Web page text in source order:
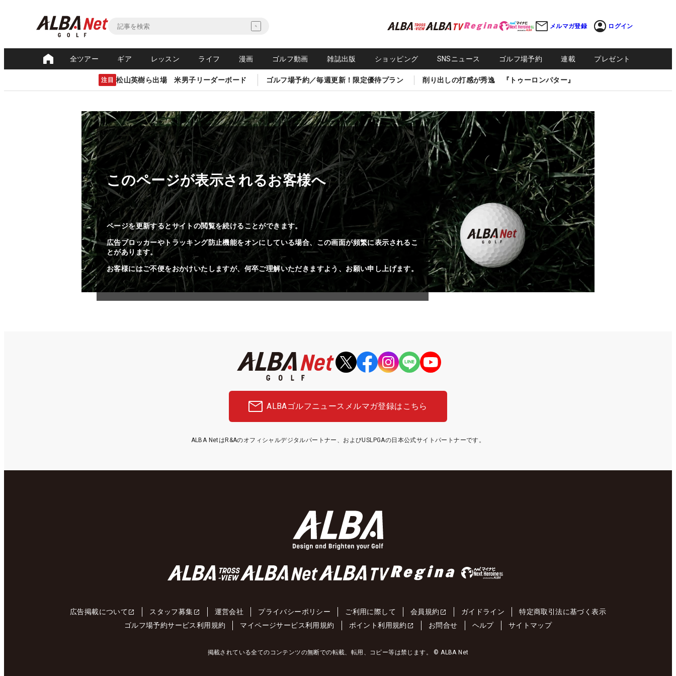
メルマガ登録 ログイン
全ツアー ギア レッスン ライフ 漫画 ゴルフ動画 雑誌出版 ショッピング SNSニュース ゴルフ場予約 連載 プレゼント
注目 松山英樹ら出場 米男子リーダーボード ゴルフ場予約／毎週更新！限定優待プラン 削り出しの打感が秀逸 『トゥーロンパター』
このページが表示されるお客様へ
ページを更新するとサイトの閲覧を続けることができます。
広告ブロッカーやトラッキング防止機能をオンにしている場合、この画面が頻繁に表示されるこ
とがあります。
お客様にはご不便をおかけいたしますが、何卒ご理解いただきますよう、お願い申し上げます。
ALBAゴルフニュース メルマガ登録はこちら
ALBA NetはR&Aのオフィシャルデジタルパートナー、およびUSLPGAの日本公式サイトパートナーです。
広告掲載について スタッフ募集 運営会社 プライバシーポリシー ご利用に際して 会員規約 ガイドライン
特定商取引法に基づく表示
ゴルフ場予約サービス利用規約
マイページサービス利用規約 ポイント利用規約 お問合せ ヘルプ サイトマップ
掲載されている全てのコンテンツの無断での転載、転用、コピー等は禁じます。 © ALBA Net